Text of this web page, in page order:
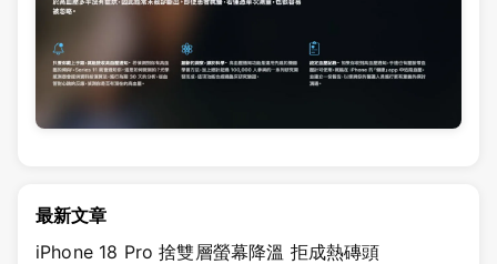
最新文章
iPhone 18 Pro 捨雙層螢幕降溫 拒成熱磚頭